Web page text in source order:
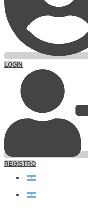
LOGIN
REGISTRO